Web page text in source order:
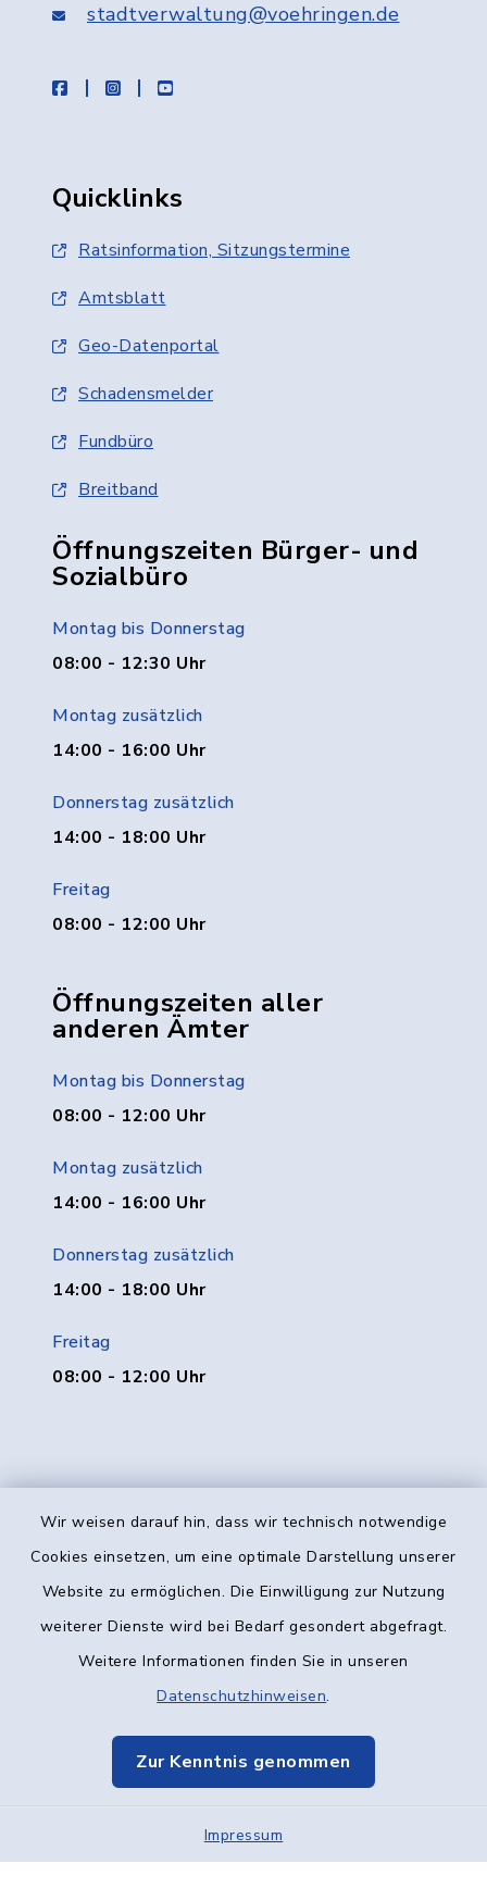
Wir weisen darauf hin, dass wir technisch notwendige
Cookies einsetzen, um eine optimale Darstellung unserer
Website zu ermöglichen. Die Einwilligung zur Nutzung
weiterer Dienste wird bei Bedarf gesondert abgefragt.
Weitere Informationen finden Sie in unseren
Datenschutzhinweisen.
Zur Kenntnis genommen
Impressum
stadtverwaltung@voehringen.de
facebookinstagramyoutube
Quicklinks
Ratsinformation, Sitzungstermine
Amtsblatt
Geo-Datenportal
Schadensmelder
Fundbüro
Breitband
Öffnungszeiten Bürger- und
Sozialbüro
Montag bis Donnerstag
08:00 - 12:30 Uhr
Montag zusätzlich
14:00 - 16:00 Uhr
Donnerstag zusätzlich
14:00 - 18:00 Uhr
Freitag
08:00 - 12:00 Uhr
Öffnungszeiten aller
anderen Ämter
Montag bis Donnerstag
08:00 - 12:00 Uhr
Montag zusätzlich
14:00 - 16:00 Uhr
Donnerstag zusätzlich
14:00 - 18:00 Uhr
Freitag
08:00 - 12:00 Uhr
Kontakt
Datenschutz
Elektronische Kommunikation
Sitemap